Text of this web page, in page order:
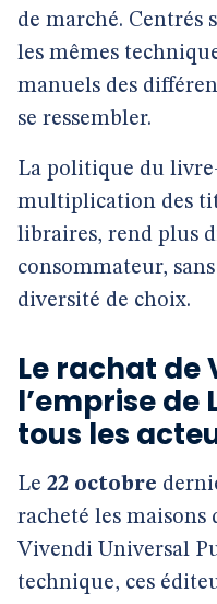
de marché.
les mêmes
manuels des
se ressembler.
La politique du
multiplication des
libraires, rend plus
consommateur,
diversité de choix.
Le rachat de
l’emprise de
tous les
Le 22 octobre
racheté les maisons
Vivendi Universal
technique, ces